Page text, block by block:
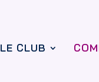
LE CLUB